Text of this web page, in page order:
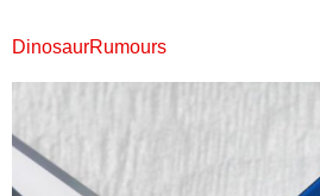
DinosaurRumours